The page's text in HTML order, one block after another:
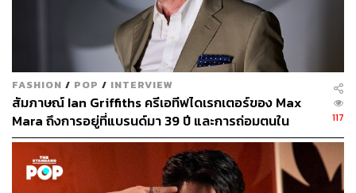
FASHION / POP / INTERVIEW
สัมภาษณ์ Ian Griffiths ครีเอทีฟไดเรกเตอร์ของ Max
Mara ถึงการอยู่ที่แบรนด์มา 39 ปี และการถ่อมตนใน
วงการแฟชั่น
117